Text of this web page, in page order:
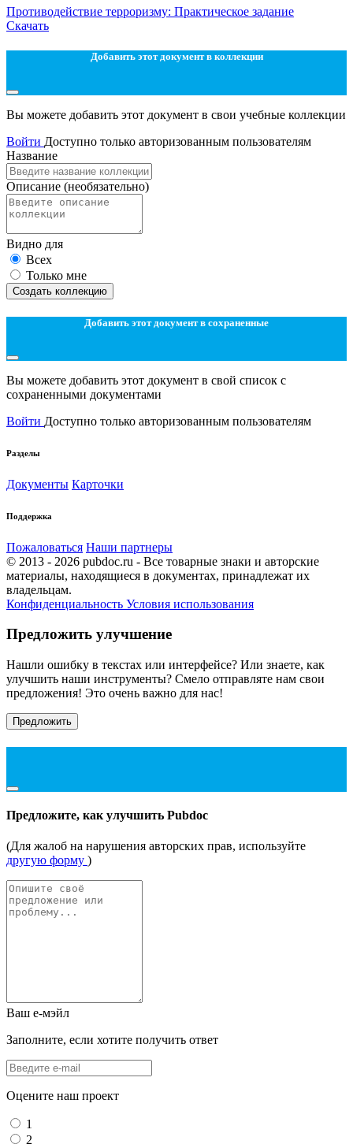
Противодействие терроризму: Практическое задание
Скачать
Добавить этот документ в коллекции
Вы можете добавить этот документ в свои учебные коллекции
Войти Доступно только авторизованным пользователям
Название
Описание (необязательно)
Видно для
Всех
Только мне
Создать коллекцию
Добавить этот документ в сохраненные
Вы можете добавить этот документ в свой список с
сохраненными документами
Войти Доступно только авторизованным пользователям
Разделы
Документы Карточки
Поддержка
Пожаловаться Наши партнеры
© 2013 - 2026 pubdoc.ru - Все товарные знаки и авторские
материалы, находящиеся в документах, принадлежат их
владельцам.
Конфиденциальность Условия использования
Предложить улучшение
Нашли ошибку в текстах или интерфейсе? Или знаете, как
улучшить наши инструменты? Смело отправляте нам свои
предложения! Это очень важно для нас!
Предложить
Предложите, как улучшить Pubdoc
(Для жалоб на нарушения авторских прав, используйте
другую форму )
Ваш е-мэйл
Заполните, если хотите получить ответ
Оцените наш проект
1
2